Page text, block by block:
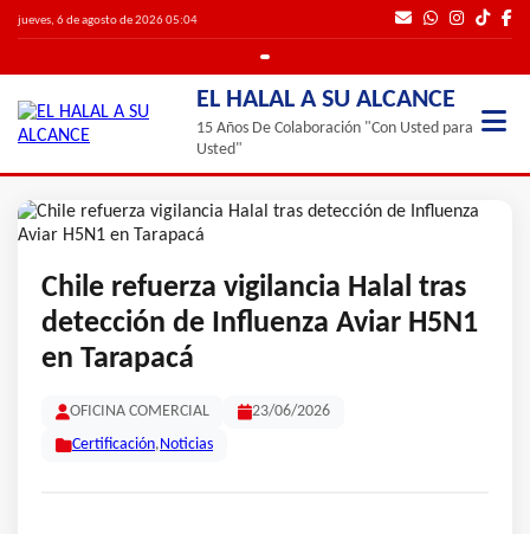
jueves, 6 de agosto de 2026 05:04
EL HALAL A SU ALCANCE
15 Años De Colaboración "Con Usted para
Usted"
Chile refuerza vigilancia Halal tras
detección de Influenza Aviar H5N1
en Tarapacá
OFICINA COMERCIAL 23/06/2026
Certificación, Noticias